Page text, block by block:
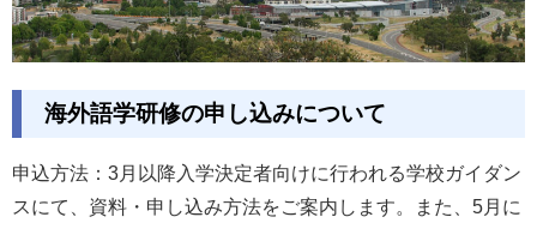
海外語学研修の申し込みについて
申込方法：3月以降入学決定者向けに行われる学校ガイダン
スにて、資料・申し込み方法をご案内します。また、5月に